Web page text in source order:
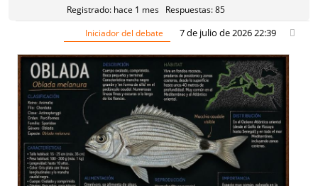
Registrado: hace 1 mes Respuestas: 85
Iniciador del debate
7 de julio de 2026 22:39